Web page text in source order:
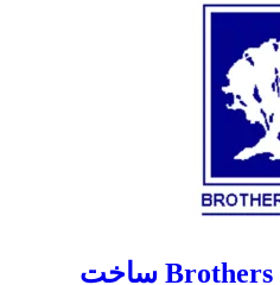
دانلود Brothers Keeper 7.5.15 ساخت